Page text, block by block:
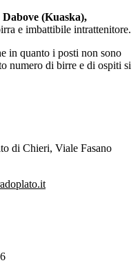
(Kuaska),
e imbattibile intrattenitore.
in quanto i posti non sono
numero di birre e di ospiti si
Viale Fasano